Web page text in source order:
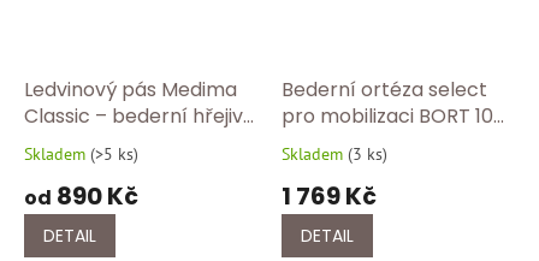
Ledvinový pás Medima
Classic – bederní hřejivý
pás z angory pro
přirozené teplo 302/100
Průměrné
produktu
5,0
Skladem (>5 ks)
od 890 Kč
DETAIL
Bederní ortéza select
pro mobilizaci BORT 104
700-Stříbrná
Průměrné
produktu
5,0
Skladem (3 ks)
1 769 Kč
DETAIL